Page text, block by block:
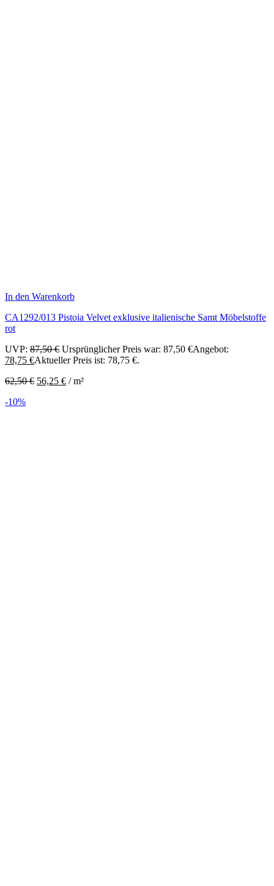
In den Warenkorb
CA1292/013 Pistoia Velvet exklusive italienische Samt Möbelstoffe
rot
UVP: 87,50€ Ursprünglicher Preis war: 87,50 €Angebot:
78,75 €Aktueller Preis ist: 78,75 €.
62,50€ 56,25 € /m²
-10%